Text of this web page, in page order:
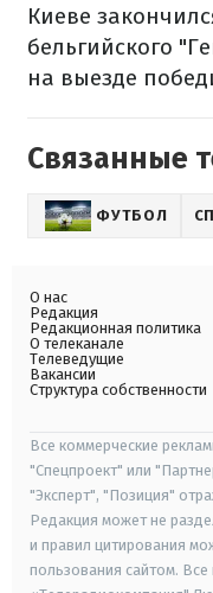
Киеве
бельгийского
на выезде
Связанные
ФУТБОЛ
О нас
Редакция
Редакционная политика
О телеканале
Телеведущие
Вакансии
Структура собственности
Все коммерческие
"Спецпроект" или
"Эксперт", "Позиция"
Редакция может не
и правил цитирования
пользования сайтом.